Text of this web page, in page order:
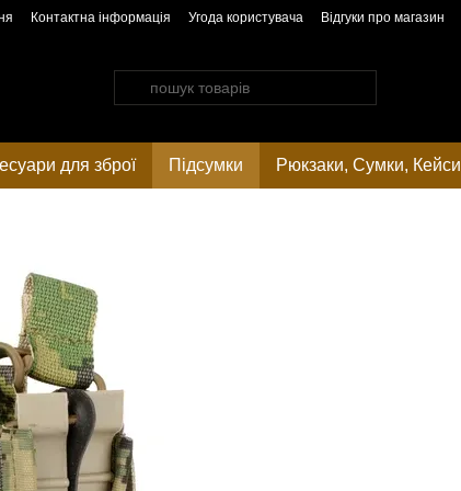
Контактна інформація Угода користувача Відгуки про магазин
для зброї Підсумки Рюкзаки, Cумки, Кейси